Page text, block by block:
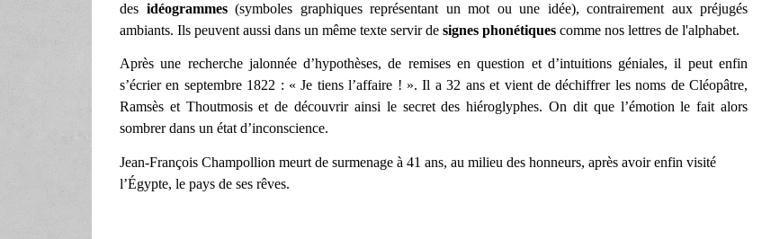
des idéogrammes(symboles graphiques représentant un mot ou une idée), contrairement aux préjugés
ambiants. Ils peuvent aussi dans un même texte servir de signes phonétiques comme nos lettres de l'alphabet.
Après une recherche jalonnée d’hypothèses, de remises en question et d’intuitions géniales, il peut enfin
s’écrier en septembre 1822 : « Je tiens l’affaire ! ». Il a 32 ans et vient de déchiffrer les noms de Cléopâtre,
Ramsès et Thoutmosis et de découvrir ainsi le secret des hiéroglyphes. On dit que l’émotion le fait alors
sombrer dans un état d’inconscience.
Jean-François Champollion meurt de surmenage à 41 ans, au milieu des honneurs, après avoir enfin visité
l’Égypte, le pays de ses rêves.